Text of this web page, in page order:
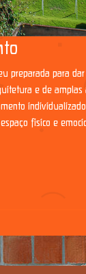
preparada para
e de amplas
físico e